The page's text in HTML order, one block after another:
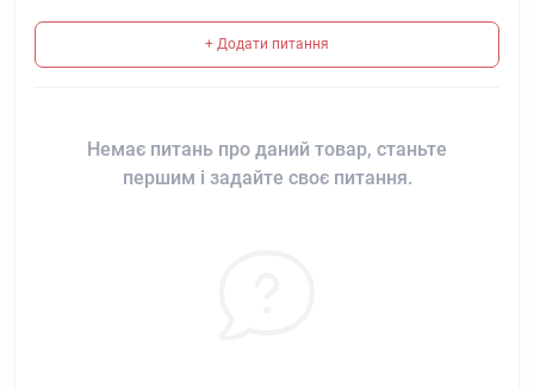
+ Додати питання
Немає питань про даний товар, станьте
першим і задайте своє питання.